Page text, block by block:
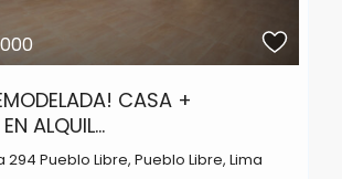
CASA +
ALQUIL...
294 Pueblo Libre,Pueblo Libre,Lima